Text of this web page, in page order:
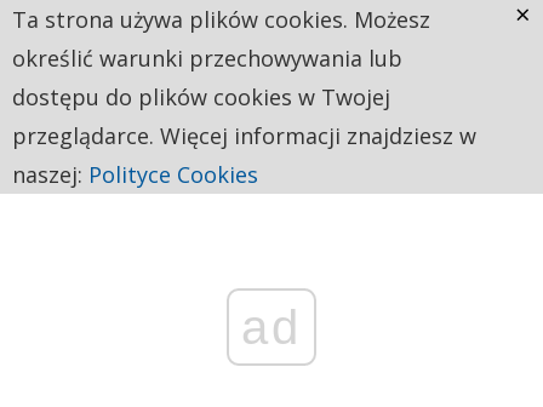
ad
Ta strona używa plików cookies. Możesz
określić warunki przechowywania lub
dostępu do plików cookies w Twojej
przeglądarce. Więcej informacji znajdziesz w
naszej: Polityce Cookies
×